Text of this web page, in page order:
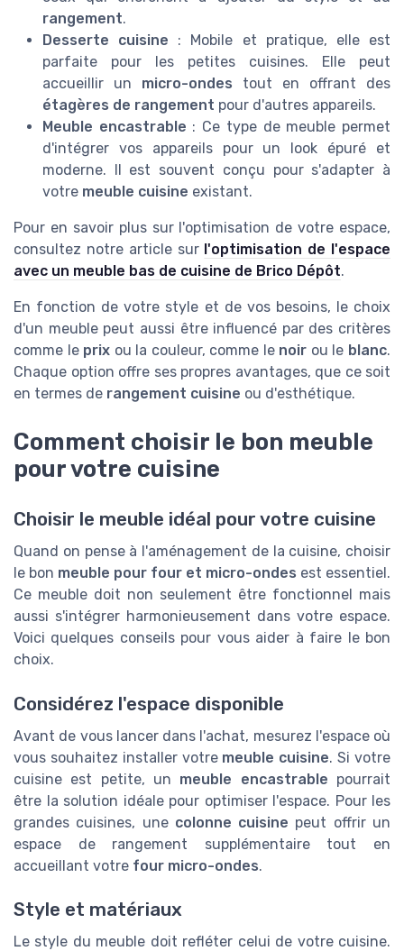
rangement.
Desserte cuisine : Mobile et pratique, elle est
parfaite pour les petites cuisines. Elle peut
accueillir un micro-ondes tout en offrant des
étagères de rangement pour d'autres appareils.
Meuble encastrable : Ce type de meuble permet
d'intégrer vos appareils pour un look épuré et
moderne. Il est souvent conçu pour s'adapter à
votre meuble cuisine existant.
Pour en savoir plus sur l'optimisation de votre espace,
consultez notre article sur l'optimisation de l'espace
avec un meuble bas de cuisine de Brico Dépôt.
En fonction de votre style et de vos besoins, le choix
d'un meuble peut aussi être influencé par des critères
comme le prix ou la couleur, comme le noir ou le blanc.
Chaque option offre ses propres avantages, que ce soit
en termes de rangement cuisine ou d'esthétique.
Comment choisir le bon meuble
pour votre cuisine
Choisir le meuble idéal pour votre cuisine
Quand on pense à l'aménagement de la cuisine, choisir
le bon meuble pour four et micro-ondes est essentiel.
Ce meuble doit non seulement être fonctionnel mais
aussi s'intégrer harmonieusement dans votre espace.
Voici quelques conseils pour vous aider à faire le bon
choix.
Considérez l'espace disponible
Avant de vous lancer dans l'achat, mesurez l'espace où
vous souhaitez installer votre meuble cuisine. Si votre
cuisine est petite, un meuble encastrable pourrait
être la solution idéale pour optimiser l'espace. Pour les
grandes cuisines, une colonne cuisine peut offrir un
espace de rangement supplémentaire tout en
accueillant votre four micro-ondes.
Style et matériaux
Le style du meuble doit refléter celui de votre cuisine.